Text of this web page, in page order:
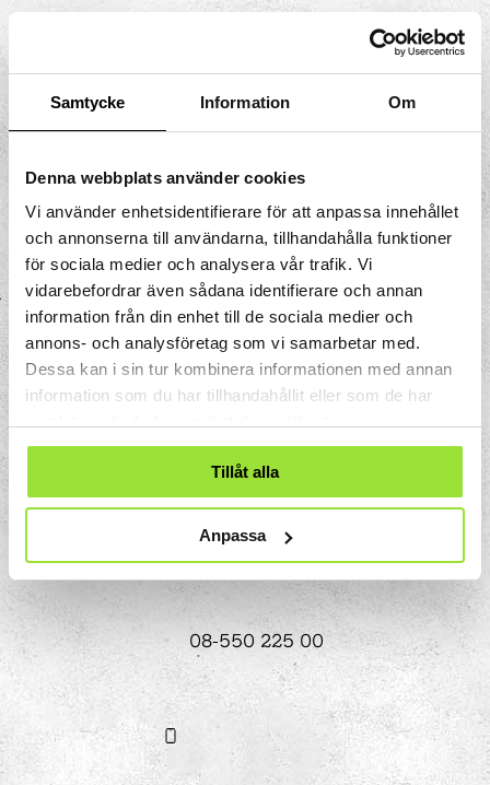
Samtycke Information Om
Denna webbplats använder cookies
Vi använder enhetsidentifierare för att anpassa innehållet
och annonserna till användarna, tillhandahålla funktioner
för sociala medier och analysera vår trafik. Vi
vidarebefordrar även sådana identifierare och annan
information från din enhet till de sociala medier och
annons- och analysföretag som vi samarbetar med.
Dessa kan i sin tur kombinera informationen med annan
information som du har tillhandahållit eller som de har
Tillåt alla
Anpassa
Box 633
151 27 Södertälje
08-550 225 00